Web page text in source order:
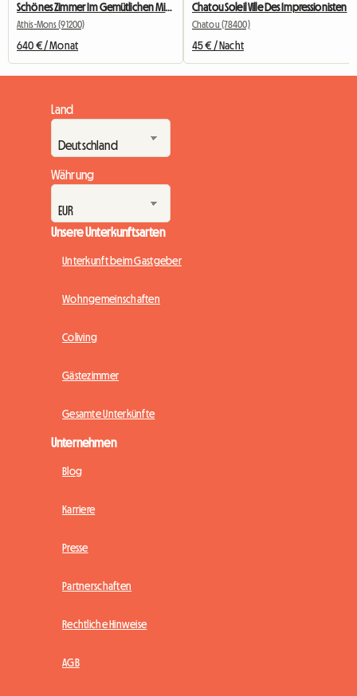
Schönes Zimmer Im Gemütlichen Mitbewohner Nr. 2
Athis-Mons (91200)
640 € / Monat
Chatou Soleil Ville Des Impressionisten
Chatou (78400)
45 € / Nacht
Land
Währung
Unsere Unterkunftsarten
Unterkunft beim Gastgeber
Wohngemeinschaften
Coliving
Gästezimmer
Gesamte Unterkünfte
Unternehmen
Blog
Karriere
Presse
Partnerschaften
Rechtliche Hinweise
AGB